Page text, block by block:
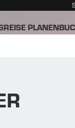
REISE PLANEN